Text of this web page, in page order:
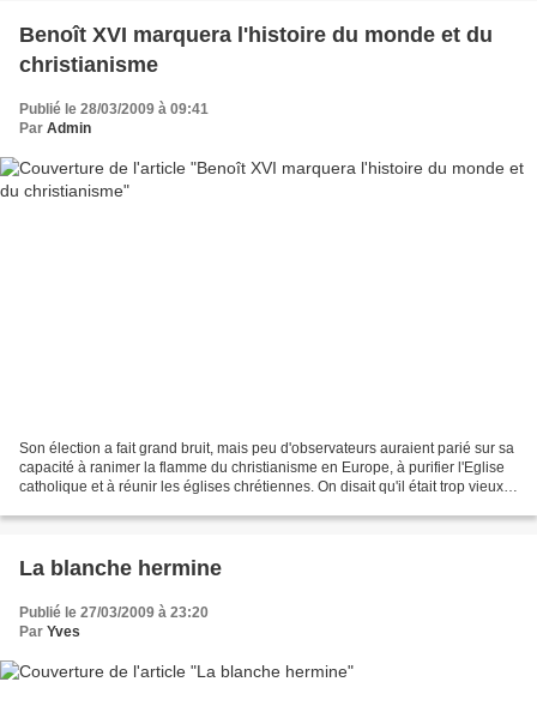
Benoît XVI marquera l'histoire du monde et du
christianisme
Publié le 28/03/2009 à 09:41
Par Admin
Son élection a fait grand bruit, mais peu d'observateurs auraient parié sur sa
capacité à ranimer la flamme du christianisme en Europe, à purifier l'Eglise
catholique et à réunir les églises chrétiennes. On disait qu'il était trop vieux,
La blanche hermine
Publié le 27/03/2009 à 23:20
Par Yves